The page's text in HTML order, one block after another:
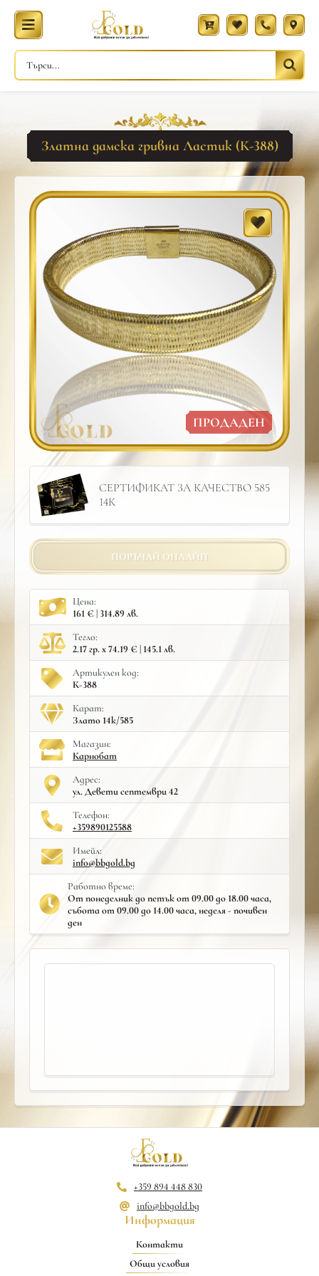
Златна дамска гривна Ластик (К-388)
ПРОДАДЕН
СЕРТИФИКАТ ЗА КАЧЕСТВО 585
14К
ПОРЪЧАЙ ОНЛАЙН
Цена:
161 € | 314.89 лв.
Тегло:
2.17 гр. x 74.19 € | 145.1 лв.
Артикулен код:
К-388
Карат:
Злато 14к/585
Mагазин:
Карнобат
Адрес:
ул. Девети септември 42
Телефон:
+359890125588
Имейл:
info@bbgold.bg
Работно време:
От понеделник до петък от 09.00 до 18.00 часа,
събота от 09.00 до 14.00 часа, неделя - почивен
ден
+359 894 448 830
info@bbgold.bg
Информация
Контакти
Общи условия